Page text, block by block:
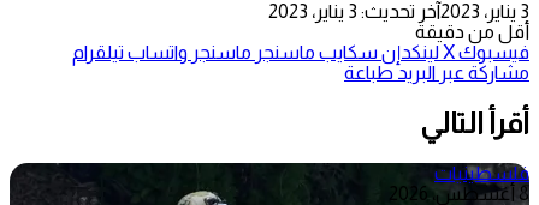
3 يناير، 2023
آخر تحديث: 3 يناير، 2023
أقل من دقيقة
فيسبوك‫Xلينكدإن سكايب ماسنجر ماسنجر واتساب تيلقرام
مشاركة عبر البريد طباعة
أقرأ التالي
فلسطينيات
8 أغسطس، 2026